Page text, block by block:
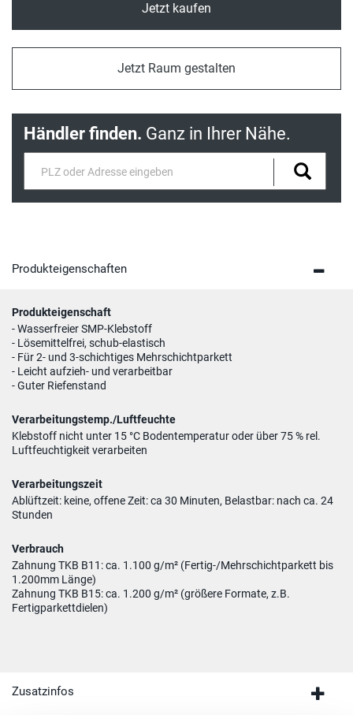
Jetzt kaufen
Jetzt Raum gestalten
Händler finden. Ganz in Ihrer Nähe.
Produkteigenschaften
Produkteigenschaft
- Wasserfreier SMP-Klebstoff
- Lösemittelfrei, schub-elastisch
- Für 2- und 3-schichtiges Mehrschichtparkett
- Leicht aufzieh- und verarbeitbar
- Guter Riefenstand
Verarbeitungstemp./Luftfeuchte
Klebstoff nicht unter 15 °C Bodentemperatur oder über 75 % rel.
Luftfeuchtigkeit verarbeiten
Verarbeitungszeit
Ablüftzeit: keine, offene Zeit: ca 30 Minuten, Belastbar: nach ca. 24
Stunden
Verbrauch
Zahnung TKB B11: ca. 1.100 g/m² (Fertig-/Mehrschichtparkett bis
1.200mm Länge)
Zahnung TKB B15: ca. 1.200 g/m² (größere Formate, z.B.
Fertigparkettdielen)
Zusatzinfos